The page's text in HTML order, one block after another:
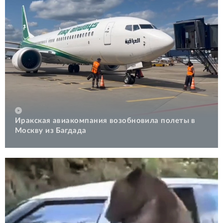
Иракская авиакомпания возобновила полеты в
Москву из Багдада